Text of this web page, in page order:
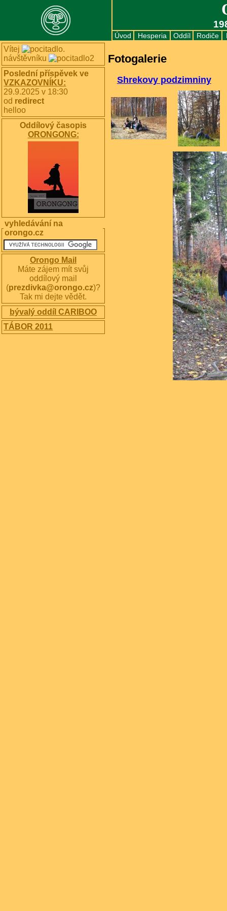
Úvod Hesperia Oddíl Rodiče
Vítej
.
návštěvníku
Poslední příspěvek ve
VZKAZOVNÍKU:
29.9.2025 v 18:30
od redirect
helloo
Oddílový časopis
ORONGONG:
vyhledávání na
orongo.cz
Orongo Mail
Máte zájem mít svůj
oddílový mail
(prezdivka@orongo.cz)?
Tak mi dejte vědět.
bývalý oddíl CARIBOO
TÁBOR 2011
Fotogalerie
Shrekovy podzimniny